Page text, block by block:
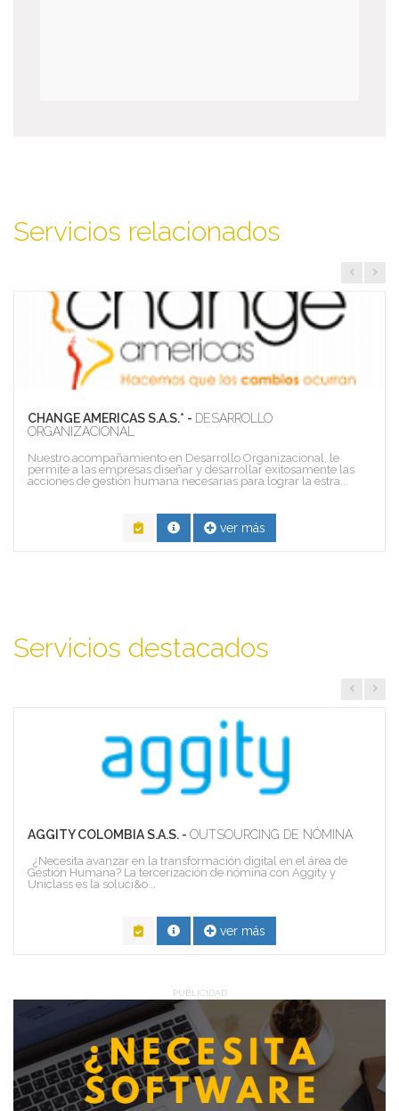
Servicios relacionados
CHANGE AMERICAS S.A.S.* - DESARROLLO
ORGANIZACIONAL
Nuestro acompañamiento en Desarrollo Organizacional, le
permite a las empresas diseñar y desarrollar exitosamente las
acciones de gestión humana necesarias para lograr la estra...
ver más
Servicios destacados
AGGITY COLOMBIA S.A.S. - OUTSOURCING DE NÓMINA
¿Necesita avanzar en la transformación digital en el área de
Gestión Humana? La tercerización de nómina con Aggity y
Uniclass es la soluci&o...
ver más
PUBLICIDAD